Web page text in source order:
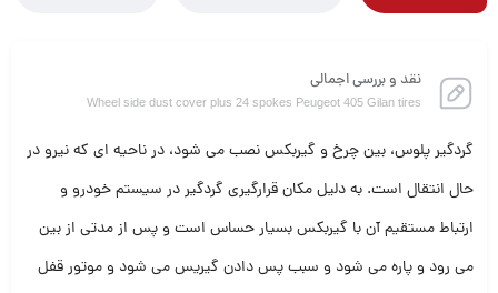
نقد و بررسی اجمالی
Wheel side dust cover plus 24 spokes Peugeot 405 Gilan tires
گردگیر پلوس، بین چرخ و گیربکس نصب می شود، در ناحیه ای که نیرو در
حال انتقال است. به دلیل مکان قرارگیری گردگیر در سیستم خودرو و
ارتباط مستقیم آن با گیربکس بسیار حساس است و پس از مدتی از بین
می رود و پاره می شود و سبب پس دادن گیریس می شود و موتور قفل